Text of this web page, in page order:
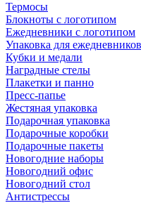
Термосы
Блокноты с логотипом
Ежедневники с логотипом
Упаковка для ежедневников
Кубки и медали
Наградные стелы
Плакетки и панно
Пресс-папье
Жестяная упаковка
Подарочная упаковка
Подарочные коробки
Подарочные пакеты
Новогодние наборы
Новогодний офис
Новогодний стол
Антистрессы